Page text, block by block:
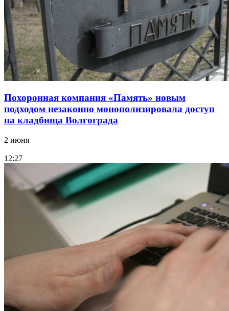
Похоронная компания «Память» новым
подходом незаконно монополизировала доступ
на кладбища Волгограда
2 июня
12:27